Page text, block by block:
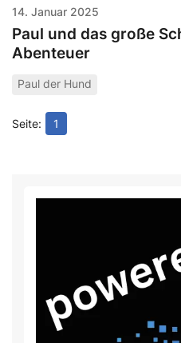
14. Januar 2025
Paul und das große
Abenteuer
Paul der Hund
1